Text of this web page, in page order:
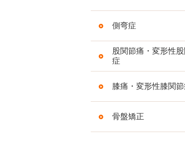
側弯症
股関節痛・変形性
症
膝痛・変形性膝関節
骨盤矯正